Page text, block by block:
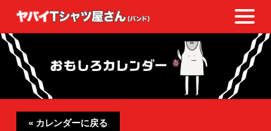
« カレンダーに戻る